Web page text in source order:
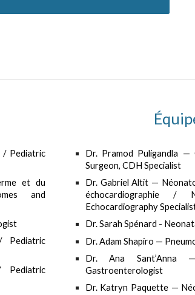
/ Pediatric
et du
and
Pediatric
Pediatric
Dr. Pramod Puligandla —
Surgeon, CDH Specialist
Dr. Gabriel Altit —
échocardiographie /
Echocardiography
Dr. Sarah Spénard -
Dr. Adam Shapiro —
Dr. Ana Sant’Anna —
Gastroenterologist
Dr. Katryn Paquette —